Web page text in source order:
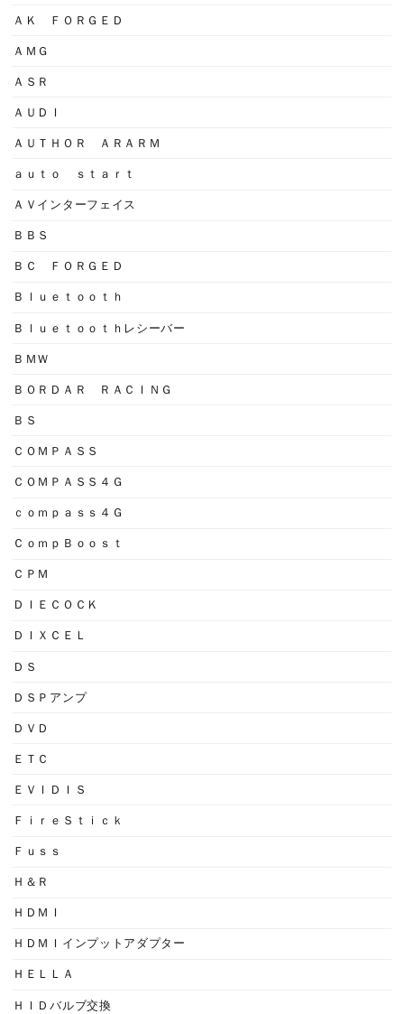
ＡＫ ＦＯＲＧＥＤ
ＡＭＧ
ＡＳＲ
ＡＵＤＩ
ＡＵＴＨＯＲ ＡＲＡＲＭ
ａｕｔｏ ｓｔａｒｔ
ＡＶインターフェイス
ＢＢＳ
ＢＣ ＦＯＲＧＥＤ
Ｂｌｕｅｔｏｏｔｈ
Ｂｌｕｅｔｏｏｔｈレシーバー
ＢＭＷ
ＢＯＲＤＡＲ ＲＡＣＩＮＧ
ＢＳ
ＣＯＭＰＡＳＳ
ＣＯＭＰＡＳＳ４Ｇ
ｃｏｍｐａｓｓ４Ｇ
ＣｏｍｐＢｏｏｓｔ
ＣＰＭ
ＤＩＥＣＯＣＫ
ＤＩＸＣＥＬ
ＤＳ
ＤＳＰアンプ
ＤＶＤ
ＥＴＣ
ＥＶＩＤＩＳ
ＦｉｒｅＳｔｉｃｋ
Ｆｕｓｓ
Ｈ＆Ｒ
ＨＤＭＩ
ＨＤＭＩインプットアダプター
ＨＥＬＬＡ
ＨＩＤバルブ交換